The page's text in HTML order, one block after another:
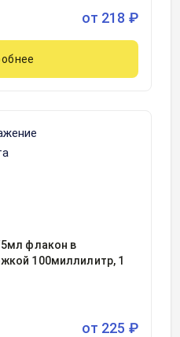
от 218 ₽
флакон в
100миллилитр, 1
от 225 ₽